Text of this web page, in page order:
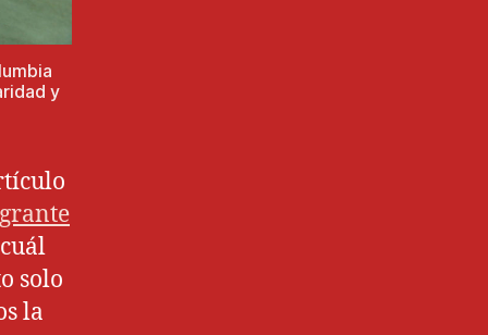
y
solo
la